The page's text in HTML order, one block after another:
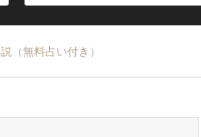
（無料占い付き）